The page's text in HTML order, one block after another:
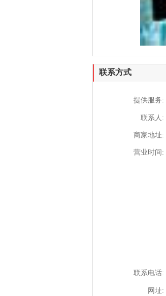
联系方式
提供服务:
联系人:
商家地址:
营业时间:
联系电话:
网址: